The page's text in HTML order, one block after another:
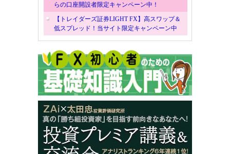
らの口座開設者限定キャンペーン中！
【トレイダーズ証券LIGHT FX】高スワップ＆
低スプレッド！当サイト限定キャンペーン中